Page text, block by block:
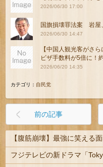
2026/06/30 17:00
国旗損壊罪法案 岩屋
2026/06/30 14:47
【中国人観光客がさ
ビザ手数料が5倍に！
2026/06/20 14:35
カテゴリ： 自民党
前の記事